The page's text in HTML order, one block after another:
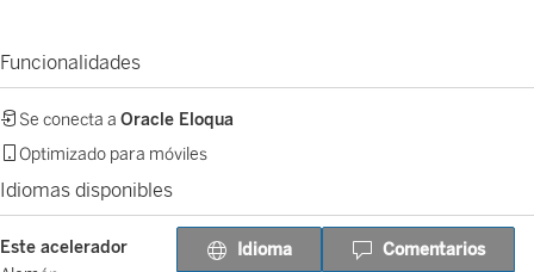
Funcionalidades
Se conecta a Oracle Eloqua
Optimizado para móviles
Idiomas disponibles
Este acelerador
Idioma Comentarios